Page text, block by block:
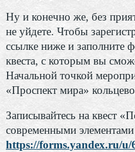
Ну и конечно же, без
не уйдете. Чтобы
ссылке ниже и заполните
квеста, с которым вы
Начальной точкой
«Проспект мира»
Записывайтесь на квест
современными
https://forms.yandex.ru/u/